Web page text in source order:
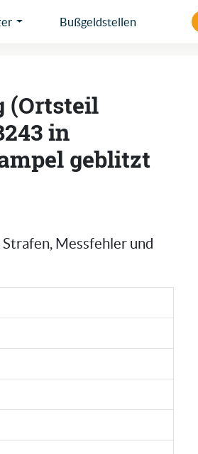
Bußgeldstellen
(Ortsteil
in
geblitzt
Messfehler und